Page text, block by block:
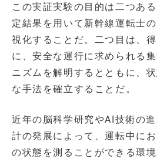
この実証実験の目的は二つあ
定結果を用いて新幹線運転士
視化することだ。二つ目は、
に、安全な運行に求められる
ニズムを解明するとともに、
な手法を確立することだ。
近年の脳科学研究やAI技術の
計の発展によって、運転中に
の状態を測ることができる環